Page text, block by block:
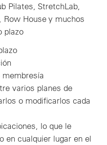
Pilates, StretchLab,
Row House y muchos
plazo
varios planes de
o modificarlos cada
lo que le
en cualquier lugar en el